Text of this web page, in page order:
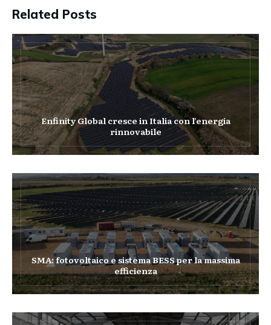
Related Posts
Enfinity Global cresce in Italia con l’energia
rinnovabile
SMA: fotovoltaico e sistema BESS per la massima
efficienza